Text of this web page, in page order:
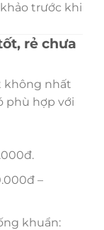
trước khi
rẻ chưa
không nhất
phù hợp với
–
khuẩn: